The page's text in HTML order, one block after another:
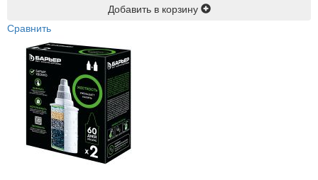
Добавить в корзину
Сравнить